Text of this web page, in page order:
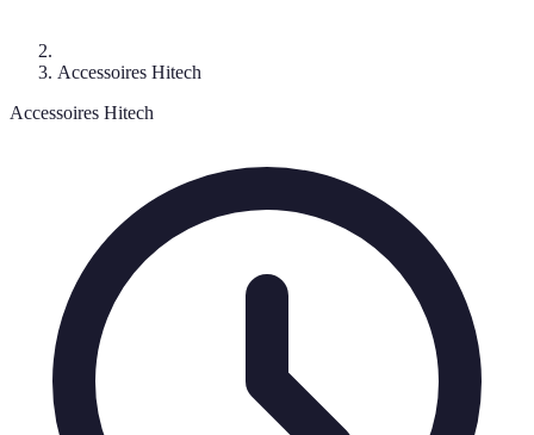
Accessoires Hitech
Accessoires Hitech